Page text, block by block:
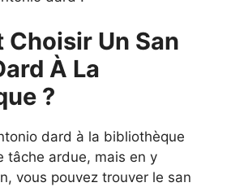
Choisir Un San
À La
?
dard à la bibliothèque
tâche ardue, mais en y
vous pouvez trouver le san